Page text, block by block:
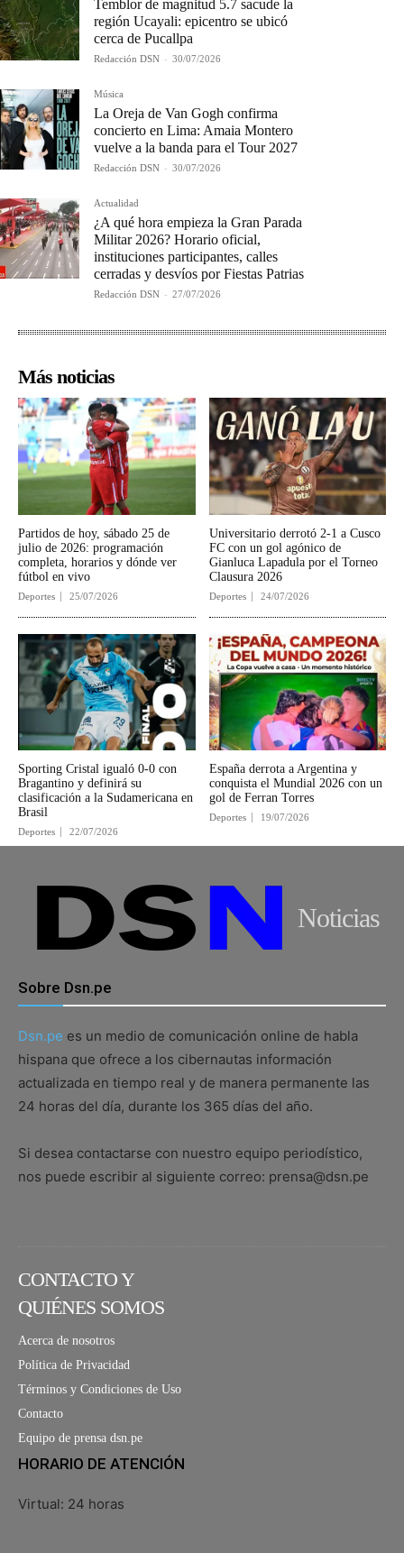
Temblor de magnitud 5.7 sacude la
región Ucayali: epicentro se ubicó
cerca de Pucallpa
Redacción DSN - 30/07/2026
Música
La Oreja de Van Gogh confirma
concierto en Lima: Amaia Montero
vuelve a la banda para el Tour 2027
Redacción DSN - 30/07/2026
Actualidad
¿A qué hora empieza la Gran Parada
Militar 2026? Horario oficial,
instituciones participantes, calles
cerradas y desvíos por Fiestas Patrias
Redacción DSN - 27/07/2026
Más noticias
Partidos de hoy, sábado 25 de
julio de 2026: programación
completa, horarios y dónde ver
fútbol en vivo
Deportes 25/07/2026
Universitario derrotó 2-1 a Cusco
FC con un gol agónico de
Gianluca Lapadula por el Torneo
Clausura 2026
Deportes 24/07/2026
Sporting Cristal igualó 0-0 con
Bragantino y definirá su
clasificación a la Sudamericana en
Brasil
Deportes 22/07/2026
España derrota a Argentina y
conquista el Mundial 2026 con un
gol de Ferran Torres
Deportes 19/07/2026
Noticias
Sobre Dsn.pe
Dsn.pe es un medio de comunicación online de habla
hispana que ofrece a los cibernautas información
actualizada en tiempo real y de manera permanente las
24 horas del día, durante los 365 días del año.
Si desea contactarse con nuestro equipo periodístico,
nos puede escribir al siguiente correo: prensa@dsn.pe
CONTACTO Y
QUIÉNES SOMOS
Acerca de nosotros
Política de Privacidad
Términos y Condiciones de Uso
Contacto
Equipo de prensa dsn.pe
HORARIO DE ATENCIÓN
Virtual: 24 horas